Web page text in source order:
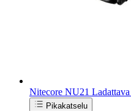
Nitecore NU21
Pikakatselu